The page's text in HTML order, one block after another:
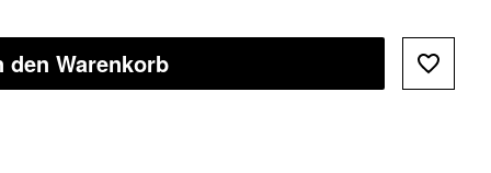
den Warenkorb